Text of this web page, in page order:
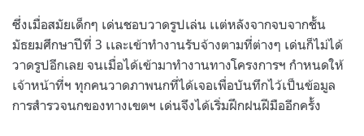
ซึ่งเมื่อสมัยเด็กๆ เด่นชอบวาดรูปเล่น เเต่หลังจากจบจากชั้น
มัธยมศึกษาปีที่ 3 เเละเข้าทำงานรับจ้างตามที่ต่างๆ เด่นก็ไม่ได้
วาดรูปอีกเลย จนเมื่อได้เข้ามาทำงานทางโครงการฯ กำหนดให้
เจ้าหน้าที่ฯ ทุกคนวาดภาพนกที่ได้เจอเพื่อบันทึกไว้เป็นข้อมูล
การสำรวจนกของทางเขตฯ เด่นจึงได้เริ่มฝึกฝนฝีมืออีกครั้ง